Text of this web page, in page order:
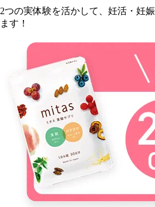
2つの実体験を活かして、妊活・妊
ます！